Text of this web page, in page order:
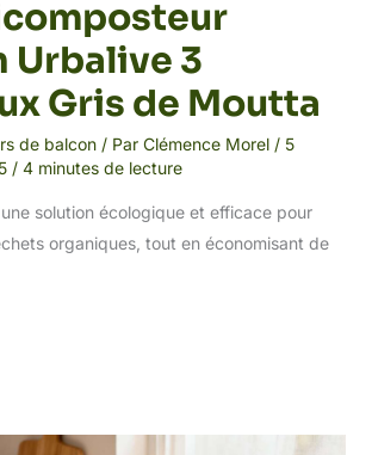
Urbalive 3
Gris de Moutta
de balcon/ Par Clémence Morel / 5
/ 4 minutes de lecture
solution écologique et efficace pour
organiques, tout en économisant de